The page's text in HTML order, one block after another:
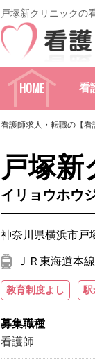
戸塚新クリニック
HOME 看
看護師求人・転職の【看
戸塚新
イリョウホウ
神奈川県横浜市戸
ＪＲ東海道本
教育制度よし 駅
募集職種
看護師